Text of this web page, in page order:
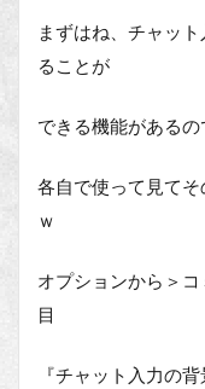
まずはね、チャッ
ることが
できる機能がある
各自で使って見て
ｗ
オプションから＞
目
『チャット入力の